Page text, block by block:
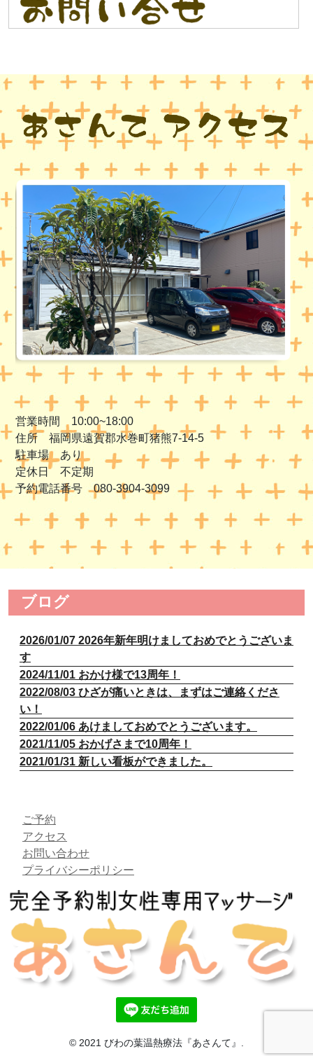
営業時間 10:00~18:00
住所 福岡県遠賀郡水巻町猪熊7-14-5
駐車場 あり
定休日 不定期
予約電話番号 080-3904-3099
ブログ
2026/01/07 2026年新年明けましておめでとうございま
す
2024/11/01 おかけ様で13周年！
2022/08/03 ひざが痛いときは、まずはご連絡くださ
い！
2022/01/06 あけましておめでとうございます。
2021/11/05 おかげさまで10周年！
2021/01/31 新しい看板ができました。
ご予約
アクセス
お問い合わせ
プライバシーポリシー
© 2021 びわの葉温熱療法『あさんて』.